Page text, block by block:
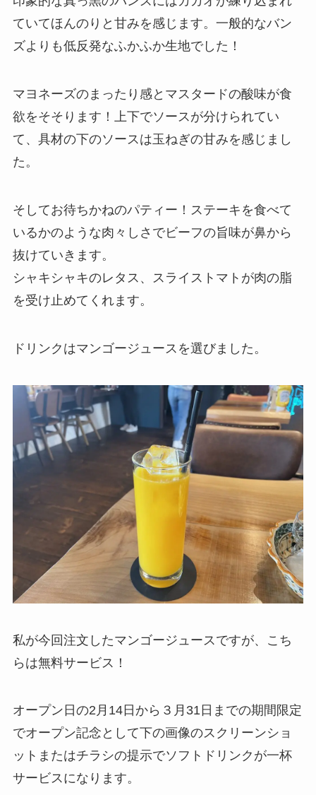
ていてほんのりと甘みを感じます。一般的なバン
ズよりも低反発なふかふか生地でした！
マヨネーズのまったり感とマスタードの酸味が食
欲をそそります！上下でソースが分けられてい
て、具材の下のソースは玉ねぎの甘みを感じまし
た。
そしてお待ちかねのパティー！ステーキを食べて
いるかのような肉々しさでビーフの旨味が鼻から
抜けていきます。
シャキシャキのレタス、スライストマトが肉の脂
を受け止めてくれます。
ドリンクはマンゴージュースを選びました。
私が今回注文したマンゴージュースですが、こち
らは無料サービス！
オープン日の2月14日から３月31日までの期間限定
でオープン記念として下の画像のスクリーンショ
ットまたはチラシの提示でソフトドリンクが一杯
サービスになります。